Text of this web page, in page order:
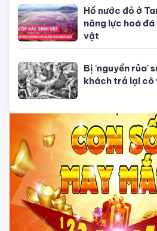
Con số may
07/08/2026
TỬ VI CỦA 12 CON GIÁP
Tử vi hôm nay,
hôm nay ngày
công việc cần
Tử vi 12 cung
ngày 31/7/
năng lượng